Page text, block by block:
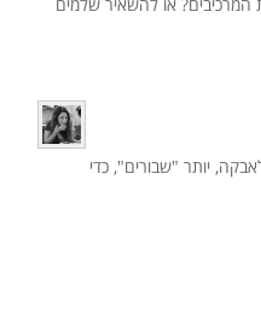
יותר "שבורים", כדי